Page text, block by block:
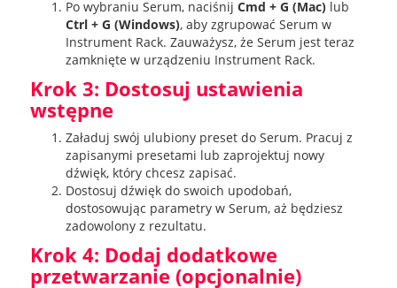
Po wybraniu Serum, naciśnij Cmd + G (Mac)lub
Ctrl + G (Windows), aby zgrupować Serum w
Instrument Rack. Zauważysz, że Serum jest teraz
zamknięte w urządzeniu Instrument Rack.
Krok 3: Dostosuj ustawienia
wstępne
Załaduj swój ulubiony preset do Serum. Pracuj z
zapisanymi presetami lub zaprojektuj nowy
dźwięk, który chcesz zapisać.
Dostosuj dźwięk do swoich upodobań,
dostosowując parametry w Serum, aż będziesz
zadowolony z rezultatu.
Krok 4: Dodaj dodatkowe
przetwarzanie (opcjonalnie)